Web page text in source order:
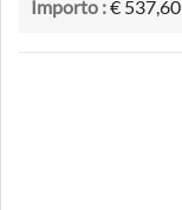
Importo :€ 537,60